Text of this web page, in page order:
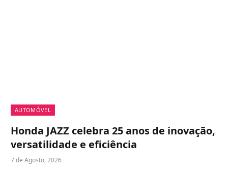
AUTOMÓVEL
Honda JAZZ celebra 25 anos de inovação,
versatilidade e eficiência
7 de Agosto, 2026